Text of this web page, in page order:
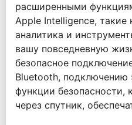
расширенными
Apple Intelligence, такие
аналитика и
вашу повседневную
безопасное
Bluetooth, подключению
функции безопасности,
через спутник,